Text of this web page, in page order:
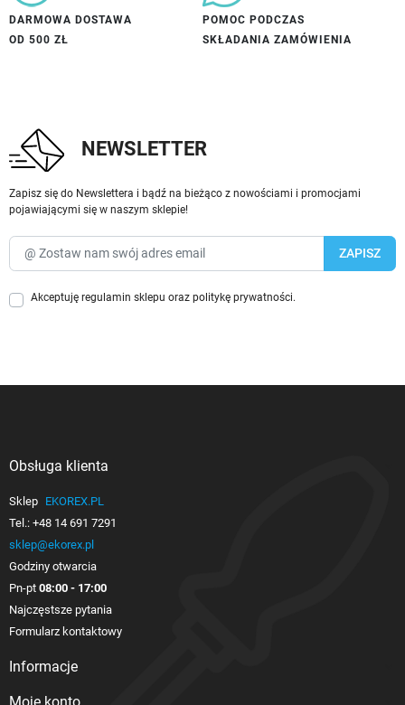
DARMOWA DOSTAWA
OD 500 ZŁ
POMOC PODCZAS
SKŁADANIA ZAMÓWIENIA
NEWSLETTER
Zapisz się do Newslettera i bądź na bieżąco z nowościami i promocjami
pojawiającymi się w naszym sklepie!
Akceptuję regulamin sklepu oraz politykę prywatności.
Obsługa klienta
Sklep EKOREX.PL
Tel.: +48 14 691 7291
sklep@ekorex.pl
Godziny otwarcia
Pn-pt 08:00 - 17:00
Najczęstsze pytania
Formularz kontaktowy
Informacje